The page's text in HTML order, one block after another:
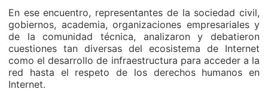
En ese encuentro, representantes de la sociedad civil,
gobiernos, academia, organizaciones empresariales y
de la comunidad técnica, analizaron y debatieron
cuestiones tan diversas del ecosistema de Internet
como el desarrollo de infraestructura para acceder a la
red hasta el respeto de los derechos humanos en
Internet.